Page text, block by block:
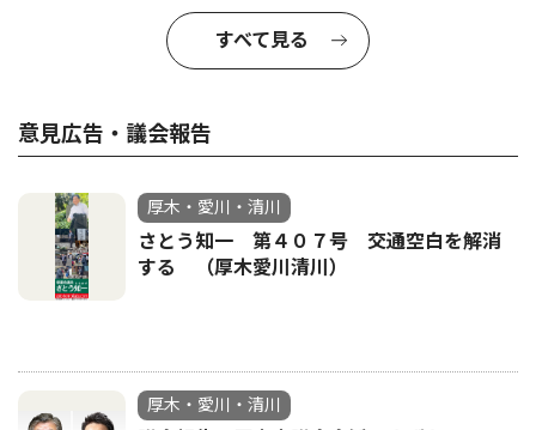
すべて見る
意見広告・議会報告
厚木・愛川・清川
さとう知一 第４０７号 交通空白を解消
する （厚木愛川清川）
厚木・愛川・清川